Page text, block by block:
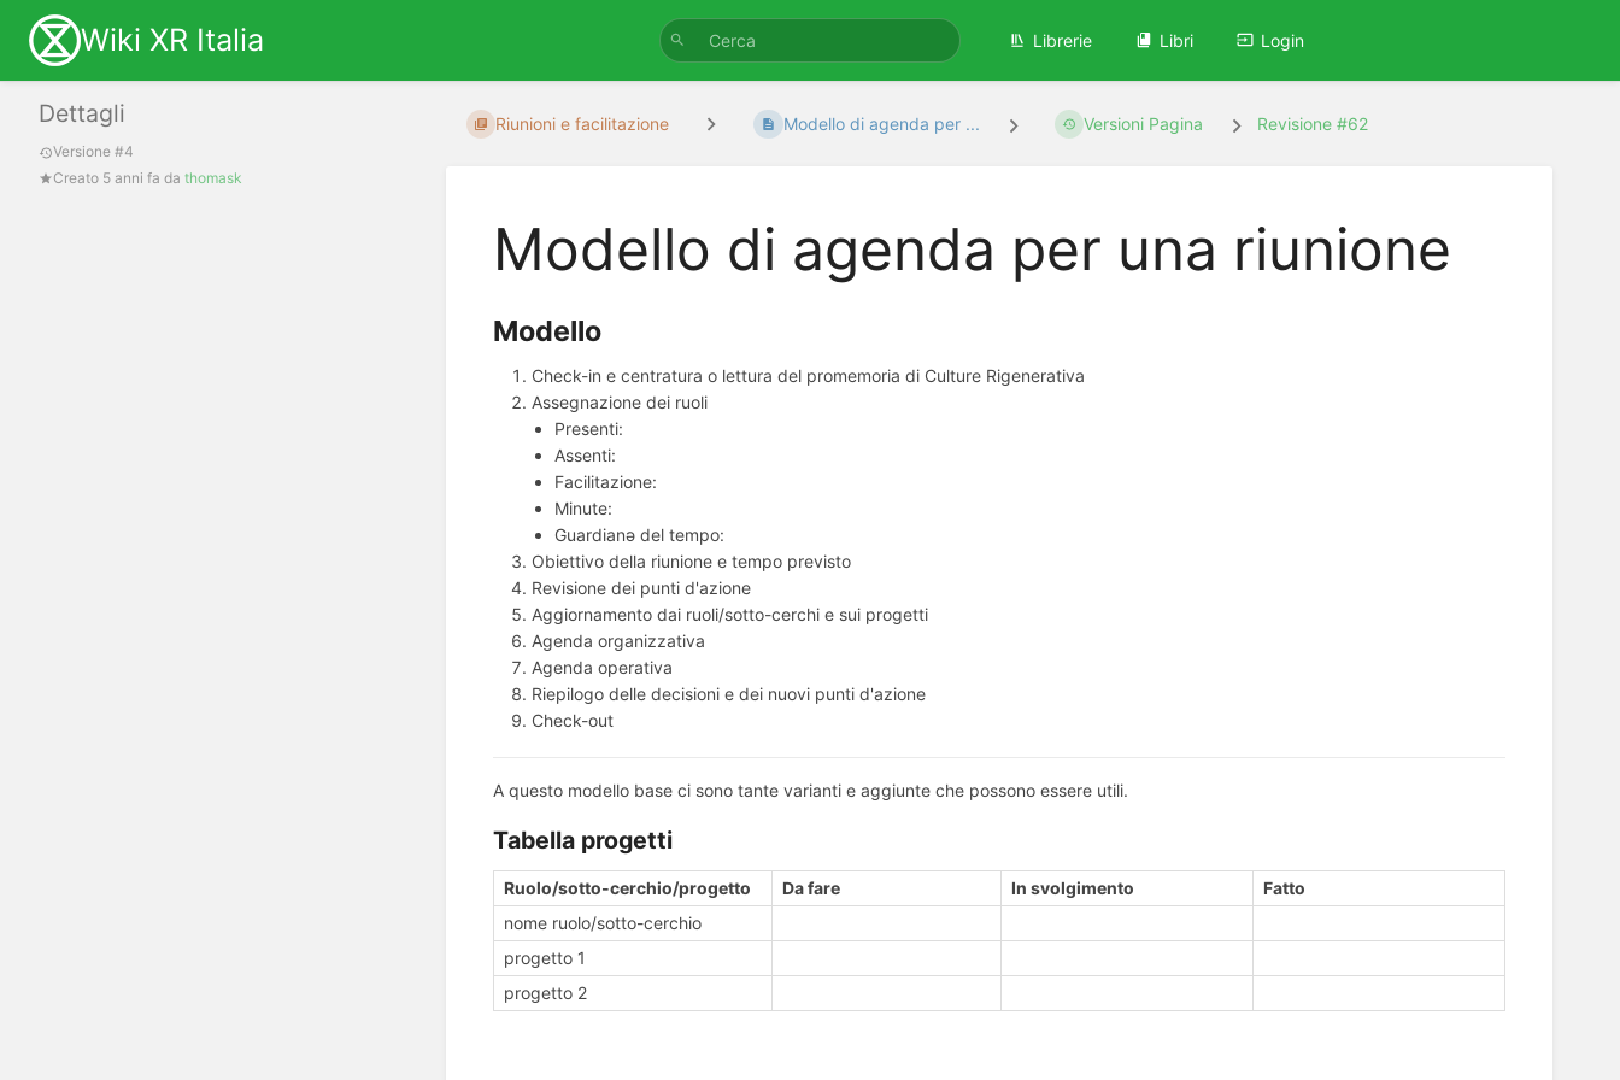
Wiki XR Italia Librerie Libri Login
Dettagli
Versione #4
Creato 5 anni fa da thomask
Riunioni e facilitazione Modello di agenda per ... Versioni Pagina Revisione #62
Modello di agenda per una riunione
Modello
Check-in e centratura o lettura del promemoria di Culture Rigenerativa
Assegnazione dei ruoli
Presenti:
Assenti:
Facilitazione:
Minute:
Guardianə del tempo:
Obiettivo della riunione e tempo previsto
Revisione dei punti d'azione
Aggiornamento dai ruoli/sotto-cerchi e sui progetti
Agenda organizzativa
Agenda operativa
Riepilogo delle decisioni e dei nuovi punti d'azione
Check-out
A questo modello base ci sono tante varianti e aggiunte che possono essere utili.
Tabella progetti
Ruolo/sotto-cerchio/progetto Da fare In svolgimento
Fatto
nome ruolo/sotto-cerchio
progetto 1
progetto 2